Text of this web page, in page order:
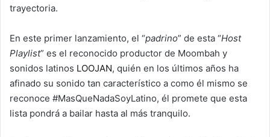
trayectoria.
En este primer lanzamiento, el “padrino” de esta “Host
Playlist” es el reconocido productor de Moombah y
sonidos latinos LOOJAN, quién en los últimos años ha
afinado su sonido tan característico a como él mismo se
reconoce #MasQueNadaSoyLatino, él promete que esta
lista pondrá a bailar hasta al más tranquilo.